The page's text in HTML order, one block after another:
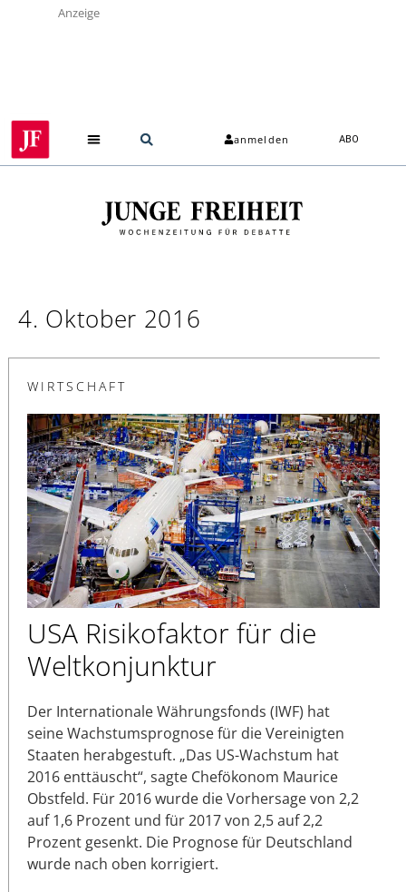
Anzeige
anmelden ABO
4. Oktober 2016
WIRTSCHAFT
USA Risikofaktor für die
Weltkonjunktur
Der Internationale Währungsfonds (IWF) hat
seine Wachstumsprognose für die Vereinigten
Staaten herabgestuft. „Das US-Wachstum hat
2016 enttäuscht“, sagte Chefökonom Maurice
Obstfeld. Für 2016 wurde die Vorhersage von 2,2
auf 1,6 Prozent und für 2017 von 2,5 auf 2,2
Prozent gesenkt. Die Prognose für Deutschland
wurde nach oben korrigiert.